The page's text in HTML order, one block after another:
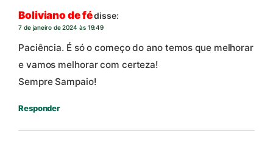
Boliviano de fédisse:
7 de janeiro de 2024 às 19:49
Paciência. É só o começo do ano temos que melhorar
e vamos melhorar com certeza!
Sempre Sampaio!
Responder